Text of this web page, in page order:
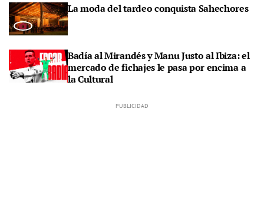
La moda del tardeo conquista Sahechores
Badía al Mirandés y Manu Justo al Ibiza: el
mercado de fichajes le pasa por encima a
la Cultural